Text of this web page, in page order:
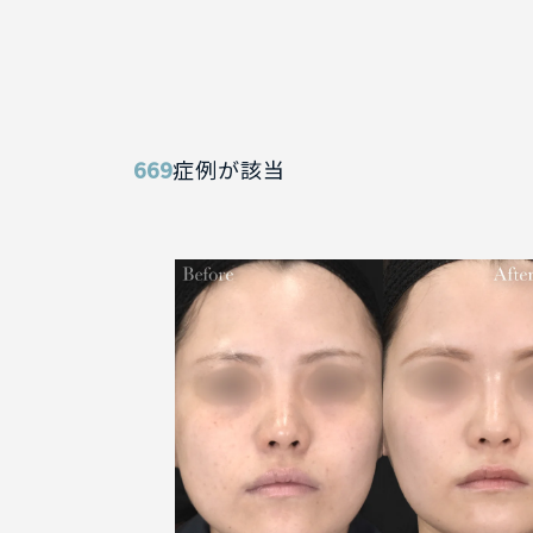
669症例が該当